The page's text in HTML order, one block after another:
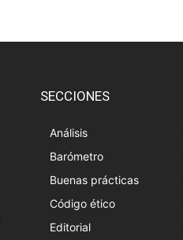
SECCIONES
Análisis
Barómetro
Buenas prácticas
Código ético
Editorial